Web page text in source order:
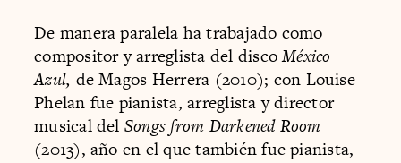
De manera paralela ha trabajado como
compositor y arreglista del discoMéxico
Azul, de Magos Herrera (2010); con Louise
Phelan fue pianista, arreglista y director
musical del Songs from Darkened Room
(2013), año en el que también fue pianista,